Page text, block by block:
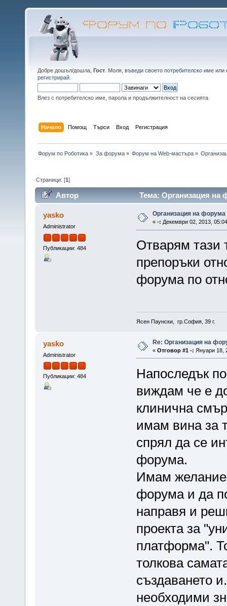
Добре дошъл/дошла, Гост . Моля, въведи своето потребителско име или
регистрирай
Влез с потребителско име, парола и продължителност на сесията
Начало Помощ Търси Вход Регистрация
Форум по Роботика » За форума» Форум на Web-мастъра»
Страници: [1]
Автор Тема: Организация на
yasko
Administrator
Публикации: 484
Организация на форума
« -: Декември 02, 2013,
Отварям тази
препоръки
форума по
Ясен Паунски, гр.София, 39 г.
yasko
Administrator
Публикации: 484
Re: Организация на
« Отговор #1 -: Януари 18,
Напоследък
виждам че е
клинична
имам вина за
спрял да се
форума.
Имам
форума и да
направя и
проекта за
платформа".
толкова
създаването
необходими